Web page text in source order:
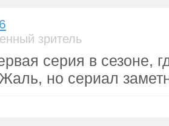
зритель
серия в сезоне,
но сериал